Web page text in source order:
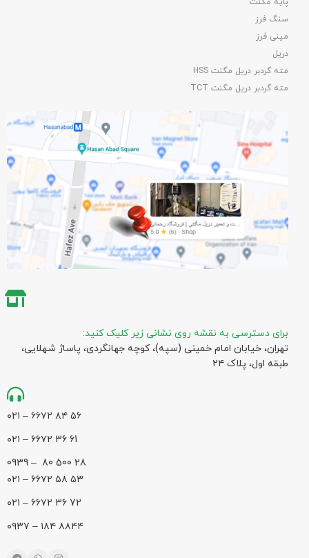
سنگ فرز
مینی فرز
دریل
مته گردبر دریل مگنت HSS
مته گردبر دریل مگنت TCT
برای دسترسی به نقشه روی نشانی زیر کلیک کنید:
تهران، خیابان امام خمینی (سپه)، کوچه جهانگردی،‌ پاساژ شهلایی،
طبقه اول، پلاک ۲۴
۵۶ ۸۴ ۶۶۷۲ – ۰۲۱
61 36 ۶۶۷۲ – ۰۲۱
28 500 80 – 0939
۵۳ ۵۸ ۶۶۷۲ – ۰۲۱
72 36 ۶۶۷۲ – ۰۲۱
۸۸۴۴ ۱۸۴ – ۰۹۳۷